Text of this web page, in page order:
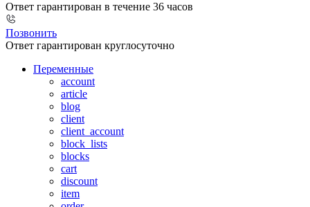
Ответ гарантирован в течение 36 часов
Позвонить
Ответ гарантирован круглосуточно
Переменные
account
article
blog
client
client_account
block_lists
blocks
cart
discount
item